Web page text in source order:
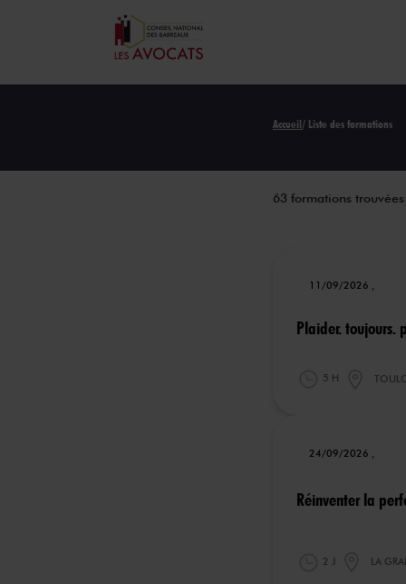
Accueil/ Liste des formations
63 formations trouvées
11/09/2026 ,
Plaider. toujours.
5 H
24/09/2026 ,
Réinventer la
2 J LA